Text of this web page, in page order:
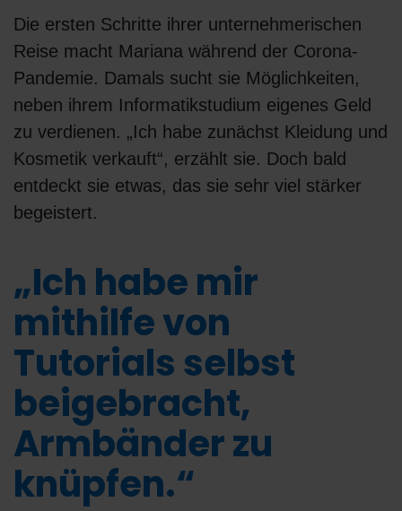
Die ersten Schritte ihrer unternehmerischen
Reise macht Mariana während der Corona-
Pandemie. Damals sucht sie Möglichkeiten,
neben ihrem Informatikstudium eigenes Geld
zu verdienen. „Ich habe zunächst Kleidung und
Kosmetik verkauft“, erzählt sie. Doch bald
entdeckt sie etwas, das sie sehr viel stärker
begeistert.
„Ich habe mir
mithilfe von
Tutorials selbst
beigebracht,
Armbänder zu
knüpfen.“